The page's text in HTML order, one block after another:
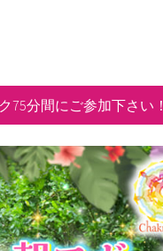
75分間にご参加下さい！